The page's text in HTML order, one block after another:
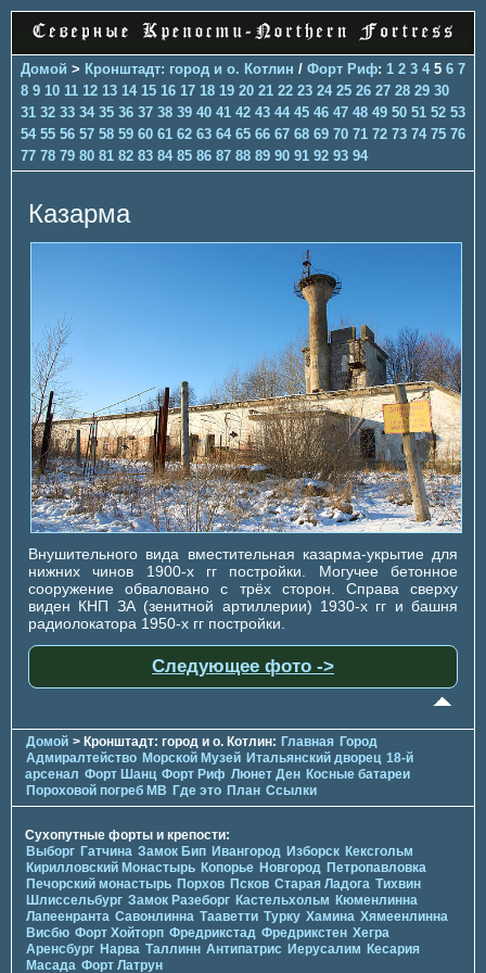
Домой > Кронштадт: город и о. Котлин / Форт Риф: 1 2 3 4 5 6 7
8 9 10 11 12 13 14 15 16 17 18 19 20 21 22 23 24 25 26 27 28 29 30
31 32 33 34 35 36 37 38 39 40 41 42 43 44 45 46 47 48 49 50 51 52 53
54 55 56 57 58 59 60 61 62 63 64 65 66 67 68 69 70 71 72 73 74 75 76
77 78 79 80 81 82 83 84 85 86 87 88 89 90 91 92 93 94
Казарма
Внушительного вида вместительная казарма-укрытие для
нижних чинов 1900-х гг постройки. Могучее бетонное
сооружение обваловано с трёх сторон. Справа сверху
виден КНП ЗА (зенитной артиллерии) 1930-х гг и башня
радиолокатора 1950-х гг постройки.
Следующее фото ->
Домой > Кронштадт: город и о. Котлин: Главная Город
Адмиралтейство Морской Музей Итальянский дворец 18-й
арсенал Форт Шанц Форт Риф Люнет Ден Косные батареи
Пороховой погреб МВ Где это План Ссылки
Сухопутные форты и крепости:
Выборг Гатчина Замок Бип Ивангород Изборск Кексгольм
Кирилловский Монастырь Копорье Новгород Петропавловка
Печорcкий монастырь Порхов Псков Старая Ладога Тихвин
Шлиссельбург Замок Разеборг Кастельхольм Кюменлинна
Лапеенранта Савонлинна Тааветти Турку Хамина Хямеенлинна
Висбю Форт Хойторп Фредрикстад Фредрикстен Хегра
Аренсбург Нарва Таллинн Антипатрис Иерусалим Кесария
Масада Форт Латрун